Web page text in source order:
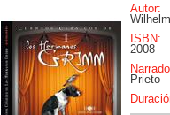
Autor:
ISBN:
2008
Prieto